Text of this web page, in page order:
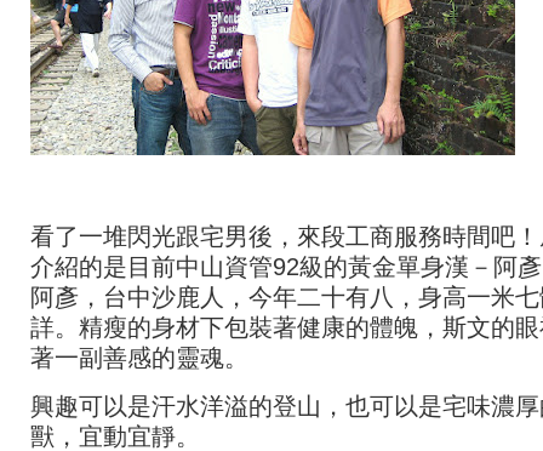
看了一堆閃光跟宅男後，來段工商服務時間吧
介紹的是目前中山資管92級的黃金單身漢－阿
阿彥，台中沙鹿人，今年二十有八，身高一米
詳。精瘦的身材下包裝著健康的體魄，斯文的
著一副善感的靈魂。
興趣可以是汗水洋溢的登山，也可以是宅味濃
獸，宜動宜靜。